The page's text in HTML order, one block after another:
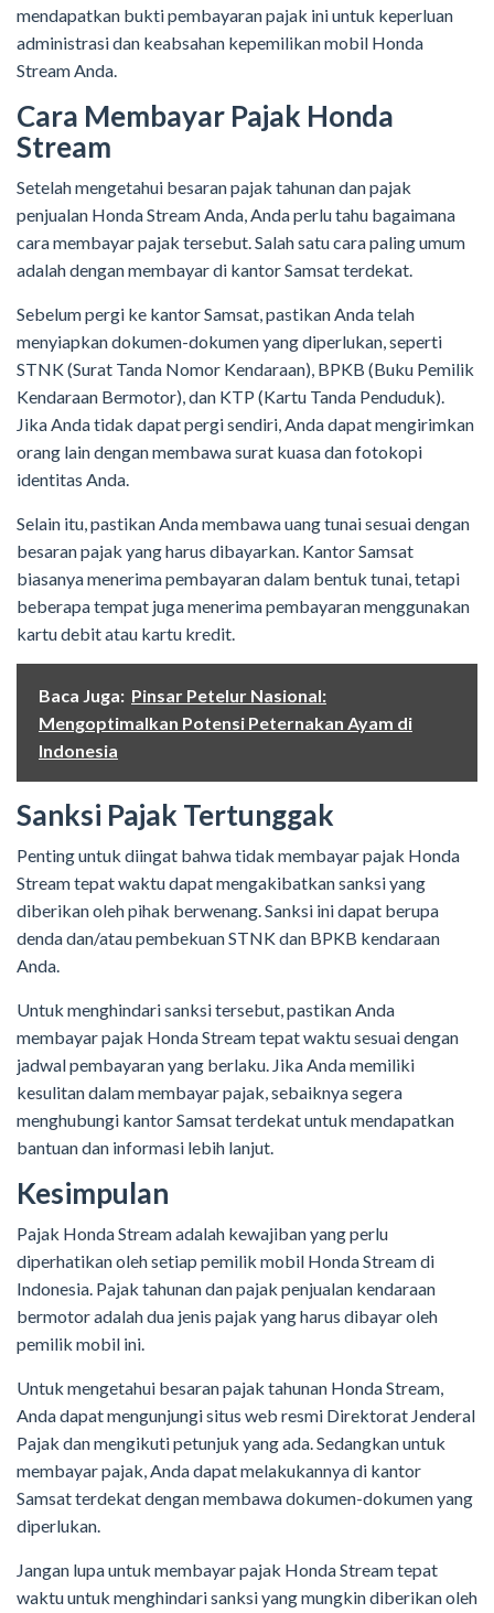
mendapatkan bukti pembayaran pajak ini untuk keperluan
administrasi dan keabsahan kepemilikan mobil Honda
Stream Anda.
Cara Membayar Pajak Honda
Stream
Setelah mengetahui besaran pajak tahunan dan pajak
penjualan Honda Stream Anda, Anda perlu tahu bagaimana
cara membayar pajak tersebut. Salah satu cara paling umum
adalah dengan membayar di kantor Samsat terdekat.
Sebelum pergi ke kantor Samsat, pastikan Anda telah
menyiapkan dokumen-dokumen yang diperlukan, seperti
STNK (Surat Tanda Nomor Kendaraan), BPKB (Buku Pemilik
Kendaraan Bermotor), dan KTP (Kartu Tanda Penduduk).
Jika Anda tidak dapat pergi sendiri, Anda dapat mengirimkan
orang lain dengan membawa surat kuasa dan fotokopi
identitas Anda.
Selain itu, pastikan Anda membawa uang tunai sesuai dengan
besaran pajak yang harus dibayarkan. Kantor Samsat
biasanya menerima pembayaran dalam bentuk tunai, tetapi
beberapa tempat juga menerima pembayaran menggunakan
kartu debit atau kartu kredit.
Baca Juga: Pinsar Petelur Nasional:
Mengoptimalkan Potensi Peternakan Ayam di
Indonesia
Sanksi Pajak Tertunggak
Penting untuk diingat bahwa tidak membayar pajak Honda
Stream tepat waktu dapat mengakibatkan sanksi yang
diberikan oleh pihak berwenang. Sanksi ini dapat berupa
denda dan/atau pembekuan STNK dan BPKB kendaraan
Anda.
Untuk menghindari sanksi tersebut, pastikan Anda
membayar pajak Honda Stream tepat waktu sesuai dengan
jadwal pembayaran yang berlaku. Jika Anda memiliki
kesulitan dalam membayar pajak, sebaiknya segera
menghubungi kantor Samsat terdekat untuk mendapatkan
bantuan dan informasi lebih lanjut.
Kesimpulan
Pajak Honda Stream adalah kewajiban yang perlu
diperhatikan oleh setiap pemilik mobil Honda Stream di
Indonesia. Pajak tahunan dan pajak penjualan kendaraan
bermotor adalah dua jenis pajak yang harus dibayar oleh
pemilik mobil ini.
Untuk mengetahui besaran pajak tahunan Honda Stream,
Anda dapat mengunjungi situs web resmi Direktorat Jenderal
Pajak dan mengikuti petunjuk yang ada. Sedangkan untuk
membayar pajak, Anda dapat melakukannya di kantor
Samsat terdekat dengan membawa dokumen-dokumen yang
diperlukan.
Jangan lupa untuk membayar pajak Honda Stream tepat
waktu untuk menghindari sanksi yang mungkin diberikan oleh